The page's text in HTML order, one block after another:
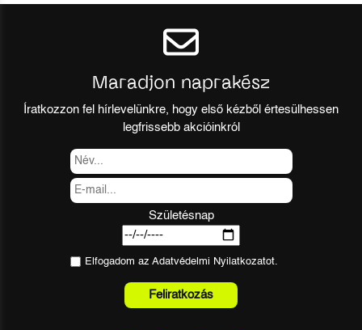
Maradjon naprakész
Íratkozzon fel hírlevelünkre, hogy első kézből értesülhessen
legfrissebb akcióinkról
Születésnap
Elfogadom az Adatvédelmi Nyilatkozatot.
Feliratkozás